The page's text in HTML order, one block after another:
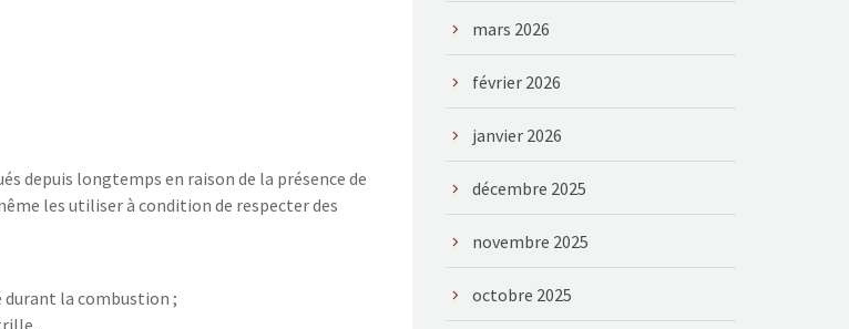
depuis longtemps en raison de la présence de
les utiliser à condition de respecter des
durant la combustion ;
mars 2026
février 2026
janvier 2026
décembre 2025
novembre 2025
octobre 2025